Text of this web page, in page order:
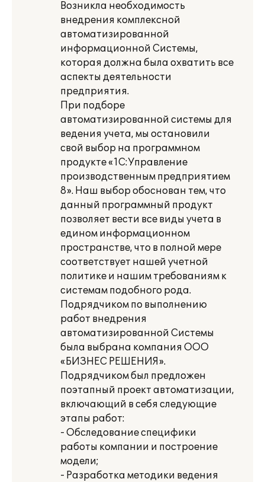
Возникла необходимость
внедрения комплексной
автоматизированной
информационной Системы,
которая должна была охватить все
аспекты деятельности
предприятия.
При подборе
автоматизированной системы для
ведения учета, мы остановили
свой выбор на программном
продукте «1С:Управление
производственным предприятием
8». Наш выбор обоснован тем, что
данный программный продукт
позволяет вести все виды учета в
едином информационном
пространстве, что в полной мере
соответствует нашей учетной
политике и нашим требованиям к
системам подобного рода.
Подрядчиком по выполнению
работ внедрения
автоматизированной Системы
была выбрана компания ООО
«БИЗНЕС РЕШЕНИЯ».
Подрядчиком был предложен
поэтапный проект автоматизации,
включающий в себя следующие
этапы работ:
- Обследование специфики
работы компании и построение
модели;
- Разработка методики ведения